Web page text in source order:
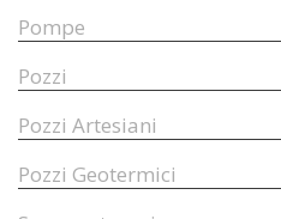
Pompe
Pozzi
Pozzi Artesiani
Pozzi Geotermici